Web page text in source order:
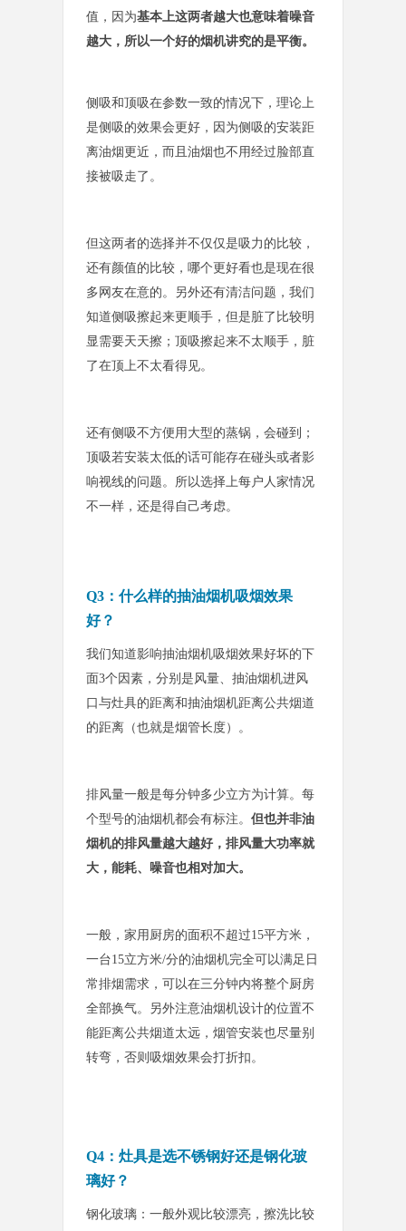
值，因为基本上这两者越大也意味着噪音
越大，所以一个好的烟机讲究的是平衡。
侧吸和顶吸在参数一致的情况下，理论上
是侧吸的效果会更好，因为侧吸的安装距
离油烟更近，而且油烟也不用经过脸部直
接被吸走了。
但这两者的选择并不仅仅是吸力的比较，
还有颜值的比较，哪个更好看也是现在很
多网友在意的。另外还有清洁问题，我们
知道侧吸擦起来更顺手，但是脏了比较明
显需要天天擦；顶吸擦起来不太顺手，脏
了在顶上不太看得见。
还有侧吸不方便用大型的蒸锅，会碰到；
顶吸若安装太低的话可能存在碰头或者影
响视线的问题。所以选择上每户人家情况
不一样，还是得自己考虑。
Q3：什么样的抽油烟机吸烟效果
好？
我们知道影响抽油烟机吸烟效果好坏的下
面3个因素，分别是风量、抽油烟机进风
口与灶具的距离和抽油烟机距离公共烟道
的距离（也就是烟管长度）。
排风量一般是每分钟多少立方为计算。每
个型号的油烟机都会有标注。 但也并非油
烟机的排风量越大越好，排风量大功率就
大，能耗、噪音也相对加大。
一般，家用厨房的面积不超过15平方米，
一台15立方米/分的油烟机完全可以满足日
常排烟需求，可以在三分钟内将整个厨房
全部换气。另外注意油烟机设计的位置不
能距离公共烟道太远，烟管安装也尽量别
转弯，否则吸烟效果会打折扣。
Q4：灶具是选不锈钢好还是钢化玻
璃好？
钢化玻璃：一般外观比较漂亮，擦洗比较